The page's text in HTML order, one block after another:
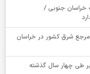
به خراسان جنوبی /
مرجع شرق کشور در خراسان